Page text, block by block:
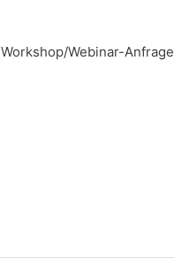
Workshop/Webinar-Anfrage